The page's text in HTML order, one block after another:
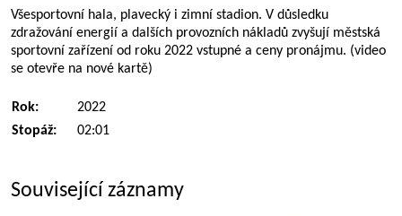
Všesportovní hala, plavecký i zimní stadion. V důsledku
zdražování energií a dalších provozních nákladů zvyšují městská
sportovní zařízení od roku 2022 vstupné a ceny pronájmu. (video
se otevře na nové kartě)
Rok:
2022
Stopáž:
02:01
Související záznamy